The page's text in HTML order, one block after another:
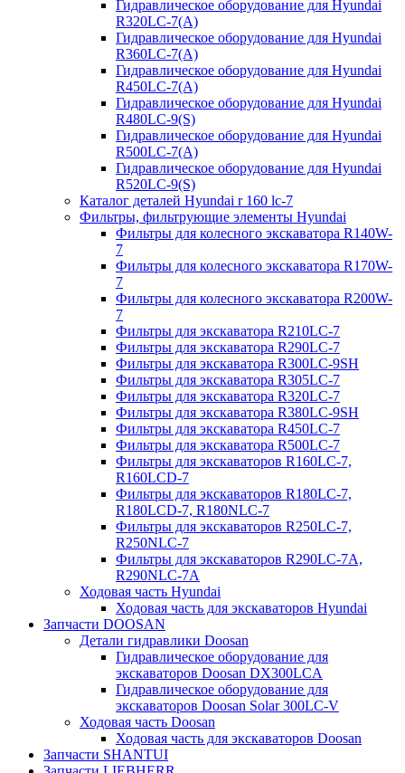
Гидравлическое оборудование для Hyundai
R320LC-7(A)
Гидравлическое оборудование для Hyundai
R360LC-7(A)
Гидравлическое оборудование для Hyundai
R450LC-7(A)
Гидравлическое оборудование для Hyundai
R480LC-9(S)
Гидравлическое оборудование для Hyundai
R500LC-7(A)
Гидравлическое оборудование для Hyundai
R520LC-9(S)
Каталог деталей Hyundai r 160 lc-7
Фильтры, фильтрующие элементы Hyundai
Фильтры для колесного экскаватора R140W-
7
Фильтры для колесного экскаватора R170W-
7
Фильтры для колесного экскаватора R200W-
7
Фильтры для экскаватора R210LC-7
Фильтры для экскаватора R290LC-7
Фильтры для экскаватора R300LC-9SH
Фильтры для экскаватора R305LC-7
Фильтры для экскаватора R320LC-7
Фильтры для экскаватора R380LC-9SH
Фильтры для экскаватора R450LC-7
Фильтры для экскаватора R500LC-7
Фильтры для экскаваторов R160LC-7,
R160LCD-7
Фильтры для экскаваторов R180LC-7,
R180LCD-7, R180NLC-7
Фильтры для экскаваторов R250LC-7,
R250NLC-7
Фильтры для экскаваторов R290LC-7A,
R290NLC-7A
Ходовая часть Hyundai
Ходовая часть для экскаваторов Hyundai
Запчасти DOOSAN
Детали гидравлики Doosan
Гидравлическое оборудование для
экскаваторов Doosan DX300LCA
Гидравлическое оборудование для
экскаваторов Doosan Solar 300LC-V
Ходовая часть Doosan
Ходовая часть для экскаваторов Doosan
Запчасти SHANTUI